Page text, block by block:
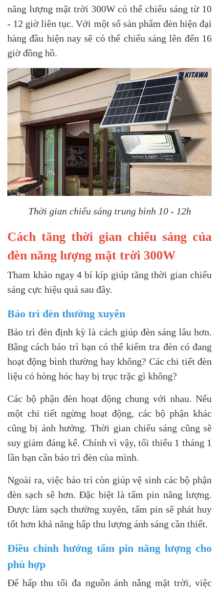
năng lượng mặt trời 300W có thể chiếu sáng từ 10
- 12 giờ liên tục. Với một số sản phẩm đèn hiện đại
hàng đầu hiện nay sẽ có thể chiếu sáng lên đến 16
giờ đồng hồ.
Thời gian chiếu sáng trung bình 10 - 12h
Cách tăng thời gian chiếu sáng của
đèn năng lượng mặt trời 300W
Tham khảo ngay 4 bí kíp giúp tăng thời gian chiếu
sáng cực hiệu quả sau đây.
Bảo trì đèn thường xuyên
Bảo trì đèn định kỳ là cách giúp đèn sáng lâu hơn.
Bằng cách bảo trì bạn có thể kiểm tra đèn có đang
hoạt động bình thường hay không? Các chi tiết đèn
liệu có hỏng hóc hay bị trục trặc gì không?
Các bộ phận đèn hoạt động chung với nhau. Nếu
một chi tiết ngừng hoạt động, các bộ phận khác
cũng bị ảnh hưởng. Thời gian chiếu sáng cũng sẽ
suy giảm đáng kể. Chính vì vậy, tối thiểu 1 tháng 1
lần bạn cần bảo trì đèn của mình.
Ngoài ra, việc bảo trì còn giúp vệ sinh các bộ phận
đèn sạch sẽ hơn. Đặc biệt là tấm pin năng lượng.
Được làm sạch thường xuyên, tấm pin sẽ phát huy
tốt hơn khả năng hấp thu lượng ánh sáng cần thiết.
Điều chỉnh hướng tấm pin năng lượng cho
phù hợp
Để hấp thu tối đa nguồn ánh nắng mặt trời, việc